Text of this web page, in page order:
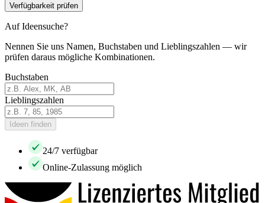
Verfügbarkeit prüfen
Auf Ideensuche?
Nennen Sie uns Namen, Buchstaben und Lieblingszahlen — wir
prüfen daraus mögliche Kombinationen.
Buchstaben
Lieblingszahlen
Ideen finden
24/7 verfügbar
Online-Zulassung möglich